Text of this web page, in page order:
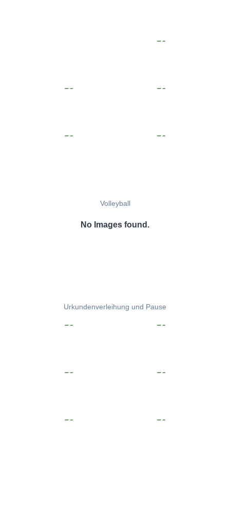
Volleyball
No Images found.
Urkundenverleihung und Pause